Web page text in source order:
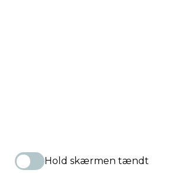
Hold skærmen tændt